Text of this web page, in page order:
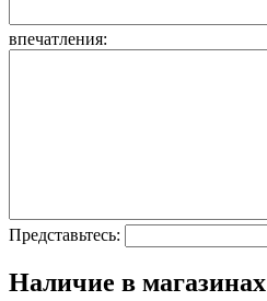
впечатления:
Представьтесь:
Наличие в магазинах